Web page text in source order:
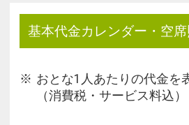
基本代金カレンダー・空
おとな1人あたりの代金を
（消費税・サービス料込）